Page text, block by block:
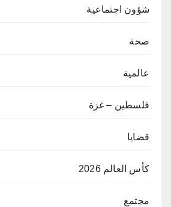
شؤون اجتماعية
صحة
عالمية
فلسطين – غزة
قضايا
كأس العالم 2026
مجتمع